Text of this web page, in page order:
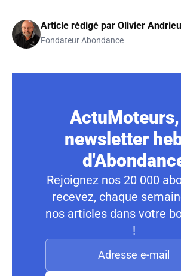
Article rédigé par Olivier Andrieu
Fondateur Abondance
newsletter
Rejoignez nos 20 000
recevez, chaque
nos articles dans votre
!